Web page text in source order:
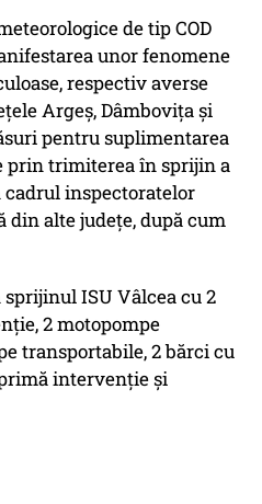
de tip COD
unor fenomene
respectiv averse
Argeș, Dâmbovița și
pentru suplimentarea
prin trimiterea în sprijin a
inspectoratelor
alte județe, după cum
ISU Vâlcea cu 2
2 motopompe
transportabile, 2 bărci cu
intervenție și